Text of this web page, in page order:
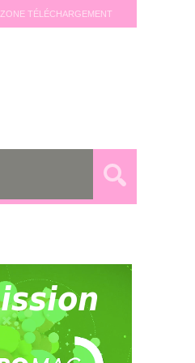
ZONE TÉLÉCHARGEMENT